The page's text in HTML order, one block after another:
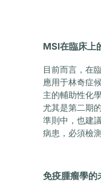
MSI在臨床上
目前而言，在
應用于林奇症
主的輔助性化
尤其是第二期
準則中，也建
病患，必須檢
免疫腫瘤學的